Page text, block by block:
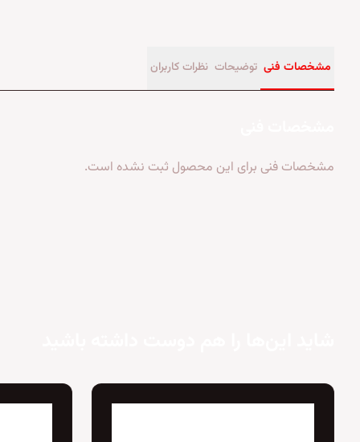
مشخصات فنی توضیحات نظرات کاربران
مشخصات فنی برای این محصول ثبت نشده است.